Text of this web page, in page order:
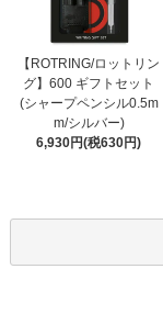
【ROTRING/ロットリン
グ】600 ギフトセット
(シャープペンシル0.5m
m/シルバー)
6,930円(税630円)